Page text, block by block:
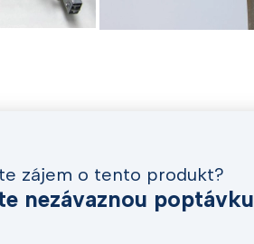
zájem o tento produkt?
nezávaznou poptávku